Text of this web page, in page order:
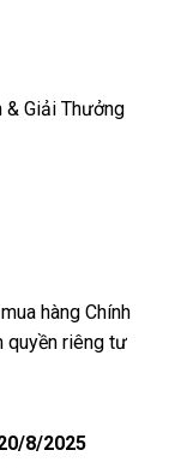
& Giải Thưởng
hàng Chính
quyền riêng tư
8/2025